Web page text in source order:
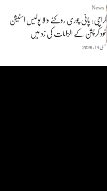
News
کراچی: پانی چوری روکنے والا پولیس اسٹیشن
خود کرپشن کے الزامات کی زد میں
مئی 14, 2026